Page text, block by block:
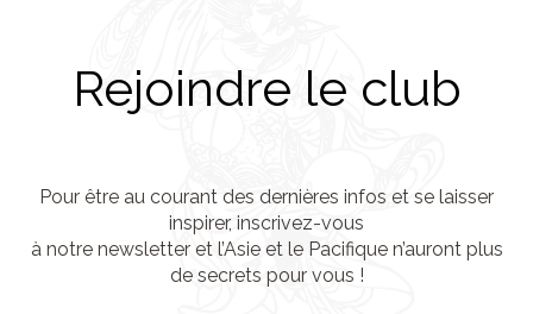
Rejoindre le club
Pour être au courant des dernières infos et se laisser
inspirer, inscrivez-vous
à notre newsletter et l’Asie et le Pacifique n’auront plus
de secrets pour vous !